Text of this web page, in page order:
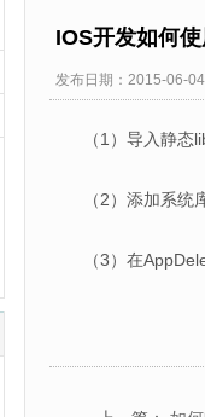
IOS开发如何
发布日期：2015-06-
（1）导入静态
（2）添加系统
（3）在